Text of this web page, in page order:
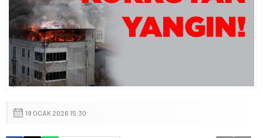
19 OCAK 2026 15:30